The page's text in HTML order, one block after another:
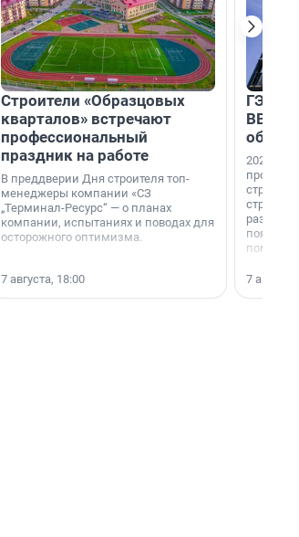
Строители «Образцовых
кварталов» встречают
профессиональный
праздник на работе
В преддверии Дня строителя топ-
менеджеры компании «СЗ
„Терминал-Ресурс“ — о планах
компании, испытаниях и поводах для
осторожного оптимизма.
7 августа, 18:00
ГЭС,
ВВП: в
об
2026-й —
раз. В
7